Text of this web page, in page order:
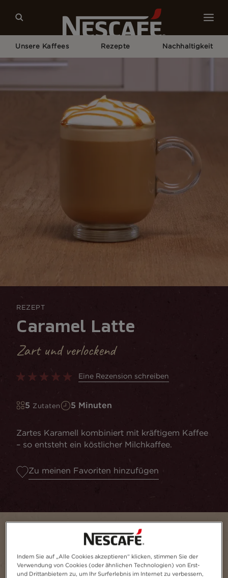
Unsere Kaffees Rezepte Nachhaltigkeit
Home
REZEPT
Caramel Latte
Zart und verlockend
Eine Rezension schreiben
5 Zutaten 5 Minuten
Zartes Karamell kombiniert mit kräftigem Kaffee
– so entsteht ein köstlicher Milchkaffee.
Zu meinen Favoriten hinzufügen
Indem Sie auf „Alle Cookies akzeptieren“ klicken, stimmen Sie der
Verwendung von Cookies (oder ähnlichen Technologien) von Erst-
und Drittanbietern zu, um Ihr Surferlebnis im Internet zu verbessern,